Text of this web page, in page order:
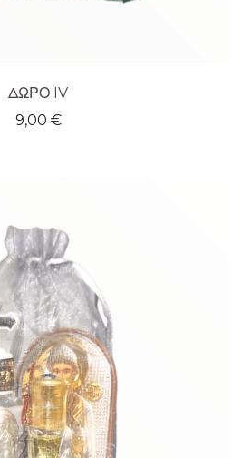
ΔΩΡΟ IV
9,00 €